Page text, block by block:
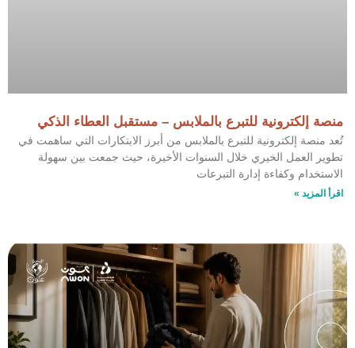
منصة إلكترونية للتبرع بالملابس – مستقبل العطاء الذكي
تُعد منصة إلكترونية للتبرع بالملابس من أبرز الابتكارات التي ساهمت في
تطوير العمل الخيري خلال السنوات الأخيرة، حيث جمعت بين سهولة
الاستخدام وكفاءة إدارة التبرعات
اقرأ المزيد »